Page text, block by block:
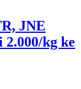
JNE
kg ke